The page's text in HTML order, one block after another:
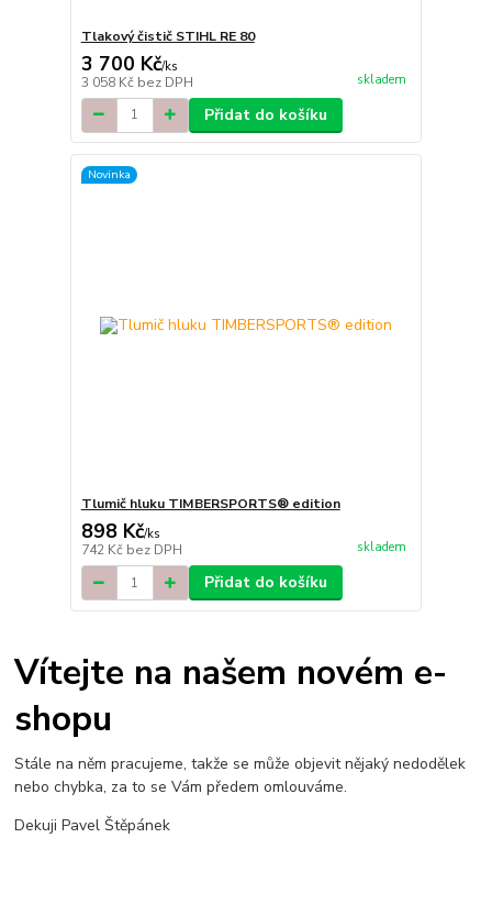
Tlakový čistič STIHL RE 80
3 700 Kč/ks
3 058 Kč bez DPH skladem
Přidat do košíku
Novinka
Tlumič hluku TIMBERSPORTS® edition
898 Kč/ks
742 Kč bez DPH skladem
Přidat do košíku
Vítejte na našem novém e-
shopu
Stále na něm pracujeme, takže se může objevit nějaký nedodělek
nebo chybka, za to se Vám předem omlouváme.
Dekuji Pavel Štěpánek